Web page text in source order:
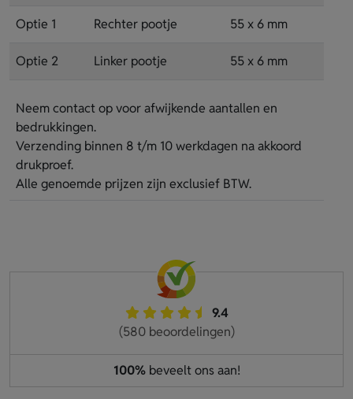
Optie 1 Rechter pootje 55 x 6 mm
Optie 2 Linker pootje 55 x 6 mm
Neem contact op voor afwijkende aantallen en
bedrukkingen.
Verzending binnen 8 t/m 10 werkdagen na akkoord
drukproef.
Alle genoemde prijzen zijn exclusief BTW.
9.4
(580 beoordelingen)
100%beveelt ons aan!